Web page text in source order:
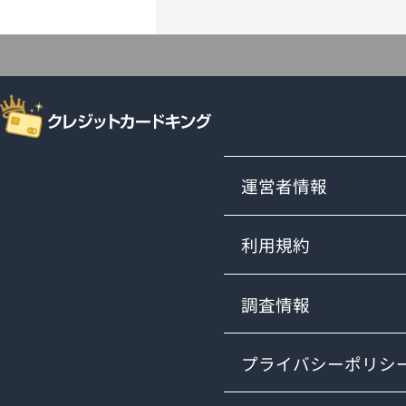
運営者情報
利用規約
調査情報
プライバシーポリシ